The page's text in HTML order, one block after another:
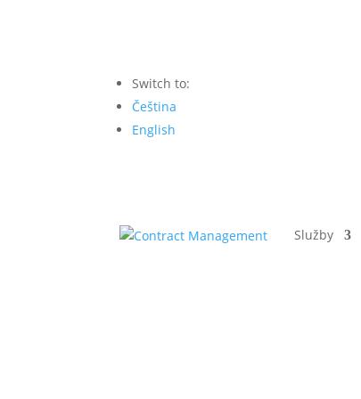
Switch to:
Čeština
English
Služby